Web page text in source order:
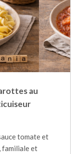
au
tomate et
familiale et